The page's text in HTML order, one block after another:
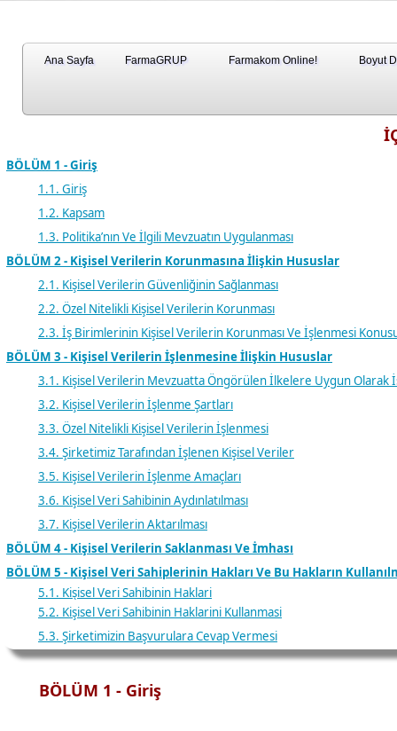
Ana Sayfa FarmaGRUP Farmakom Online! Boyut
BÖLÜM 1 - Giriş
1.1. Giriş
1.2. Kapsam
1.3. Politika’nın Ve İlgili Mevzuatın Uygulanması
BÖLÜM 2 - Kişisel Verilerin Korunmasına İlişkin Hususlar
2.1. Kişisel Verilerin Güvenliğinin Sağlanması
2.2. Özel Nitelikli Kişisel Verilerin Korunması
2.3. İş Birimlerinin Kişisel Verilerin Korunması Ve İşlenmesi
BÖLÜM 3 - Kişisel Verilerin İşlenmesine İlişkin Hususlar
3.1. Kişisel Verilerin Mevzuatta Öngörülen İlkelere Uygun Olarak
3.2. Kişisel Verilerin İşlenme Şartları
3.3. Özel Nitelikli Kişisel Verilerin İşlenmesi
3.4. Şirketimiz Tarafından İşlenen Kişisel Veriler
3.5. Kişisel Verilerin İşlenme Amaçları
3.6. Kişisel Veri Sahibinin Aydınlatılması
3.7. Kişisel Verilerin Aktarılması
BÖLÜM 4 - Kişisel Verilerin Saklanması Ve İmhası
BÖLÜM 5 - Kişisel Veri Sahiplerinin Hakları Ve Bu Hakların
5.1. Kişisel Veri Sahibinin Haklari
5.2. Kişisel Veri Sahibinin Haklarini Kullanmasi
5.3. Şirketimizin Başvurulara Cevap Vermesi
BÖLÜM 1 - Giriş